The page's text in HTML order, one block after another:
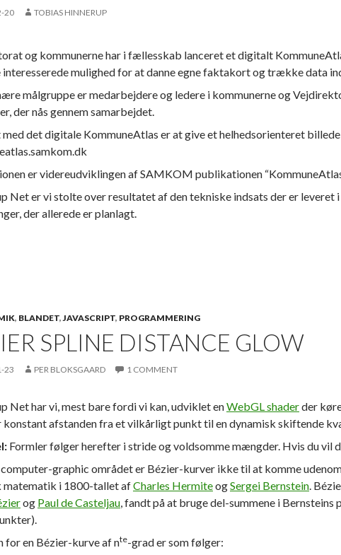
20 TOBIAS HINNERUP
og kommunerne har i fællesskab lanceret et digitalt
interesserede mulighed for at danne egne faktakort og trække data
målgruppe er medarbejdere og ledere i kommunerne og
der nås gennem samarbejdet.
med det digitale KommuneAtlas er at give et helhedsorienteret
er videreudviklingen af SAMKOM publikationen
Net er vi stolte over resultatet af den tekniske indsats der er
der allerede er planlagt.
, BLANDET,JAVASCRIPT, PROGRAMMERING
SPLINE DISTANCE GLOW
23 PER BLOKSGAARD 1 COMMENT
Net har vi, mest bare fordi vi kan, udviklet enWebGL shaderder
konstant afstanden fra et vilkårligt punkt til en dynamisk skiftende
Formler følger herefter i stride og voldsomme mængder. Hvis du
graphic området er Bézier-kurver ikke til at komme
matematik i 1800-tallet afCharles HermiteogSergei Bernstein.
og Paul de Casteljau, fandt på at bruge del-summene i
for en Bézier-kurve af nte-grad er som følger: